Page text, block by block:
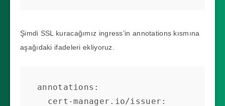
Şimdi SSL kuracağımız ingress’in annotations kısmına
aşağıdaki ifadeleri ekliyoruz.
annotations: